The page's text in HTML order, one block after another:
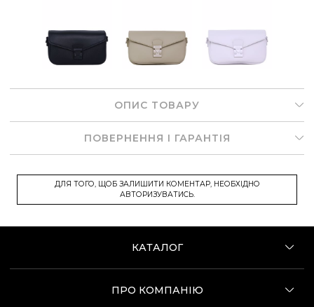
ОПИС ТОВАРУ
ПОВЕРНЕННЯ І ГАРАНТІЯ
ДЛЯ ТОГО, ЩОБ ЗАЛИШИТИ КОМЕНТАР, НЕОБХІДНО
АВТОРИЗУВАТИСЬ.
КАТАЛОГ
ПРО КОМПАНІЮ